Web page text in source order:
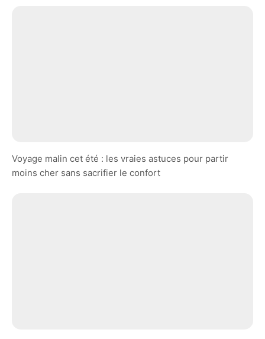
Voyage malin cet été : les vraies astuces pour partir
moins cher sans sacrifier le confort